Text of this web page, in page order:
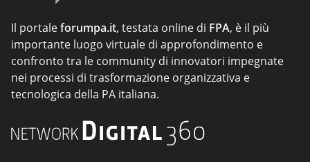
Il portaleforumpa.it, testata online di FPA, è il più
importante luogo virtuale di approfondimento e
confronto tra le community di innovatori impegnate
nei processi di trasformazione organizzativa e
tecnologica della PA italiana.